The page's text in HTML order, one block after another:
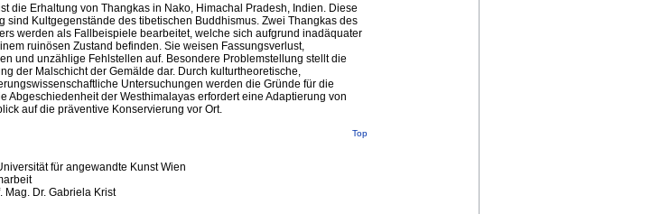
die Erhaltung von Thangkas in Nako, Himachal Pradesh, Indien. Diese
sind Kultgegenstände des tibetischen Buddhismus. Zwei Thangkas des
werden als Fallbeispiele bearbeitet, welche sich aufgrund inadäquater
ruinösen Zustand befinden. Sie weisen Fassungsverlust,
und unzählige Fehlstellen auf. Besondere Problemstellung stellt die
der Malschicht der Gemälde dar. Durch kulturtheoretische,
Untersuchungen werden die Gründe für die
Abgeschiedenheit der Westhimalayas erfordert eine Adaptierung von
auf die präventive Konservierung vor Ort.
Top
für angewandte Kunst Wien
Mag. Dr. Gabriela Krist